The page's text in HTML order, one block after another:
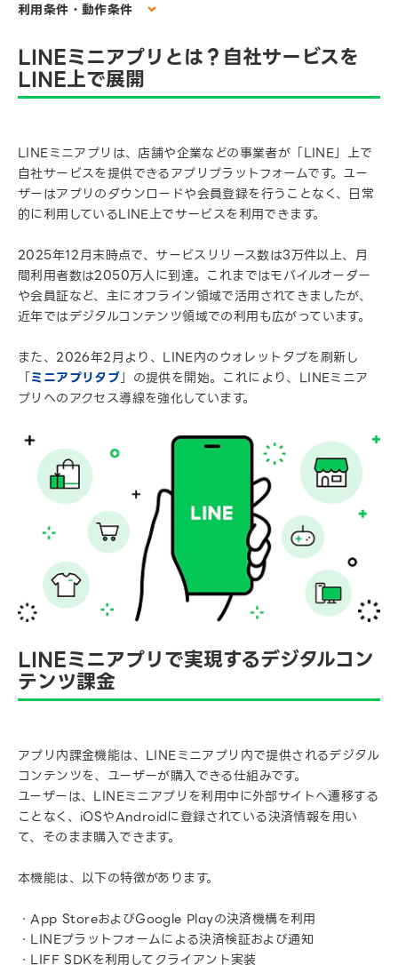
利用条件・動作条件
LINEミニアプリとは？自社サービスを
LINE上で展開
LINEミニアプリは、店舗や企業などの事業者が「LINE」上で
自社サービスを提供できるアプリプラットフォームです。ユー
ザーはアプリのダウンロードや会員登録を行うことなく、日常
的に利用しているLINE上でサービスを利用できます。
2025年12月末時点で、サービスリリース数は3万件以上、月
間利用者数は2050万人に到達。これまではモバイルオーダー
や会員証など、主にオフライン領域で活用されてきましたが、
近年ではデジタルコンテンツ領域での利用も広がっています。
また、2026年2月より、LINE内のウォレットタブを刷新し
「ミニアプリタブ」の提供を開始。これにより、LINEミニア
プリへのアクセス導線を強化しています。
LINEミニアプリで実現するデジタルコン
テンツ課金
アプリ内課金機能は、LINEミニアプリ内で提供されるデジタル
コンテンツを、ユーザーが購入できる仕組みです。
ユーザーは、LINEミニアプリを利用中に外部サイトへ遷移する
ことなく、iOSやAndroidに登録されている決済情報を用い
て、そのまま購入できます。
本機能は、以下の特徴があります。
・App StoreおよびGoogle Playの決済機構を利用
・LINEプラットフォームによる決済検証および通知
・LIFF SDKを利用してクライアント実装